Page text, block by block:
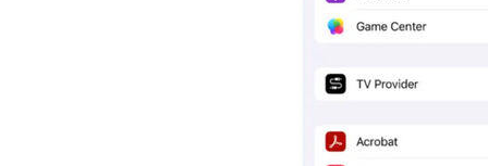
Del
5.
spørsmål
Stabilize